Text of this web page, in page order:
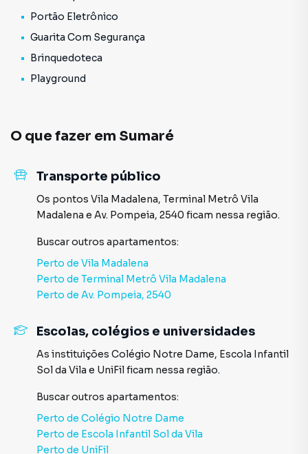
Portão Eletrônico
Guarita Com Segurança
Brinquedoteca
Playground
O que fazer em Sumaré
Transporte público
Os pontos Vila Madalena, Terminal Metrô Vila
Madalena e Av. Pompeia, 2540 ficam nessa região.
Buscar outros apartamentos:
Perto de Vila Madalena
Perto de Terminal Metrô Vila Madalena
Perto de Av. Pompeia, 2540
Escolas, colégios e universidades
As instituições Colégio Notre Dame, Escola Infantil
Sol da Vila e UniFilficam nessa região.
Buscar outros apartamentos:
Perto de Colégio Notre Dame
Perto de Escola Infantil Sol da Vila
Perto de UniFil